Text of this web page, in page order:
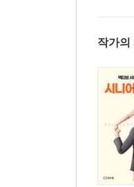
작가의